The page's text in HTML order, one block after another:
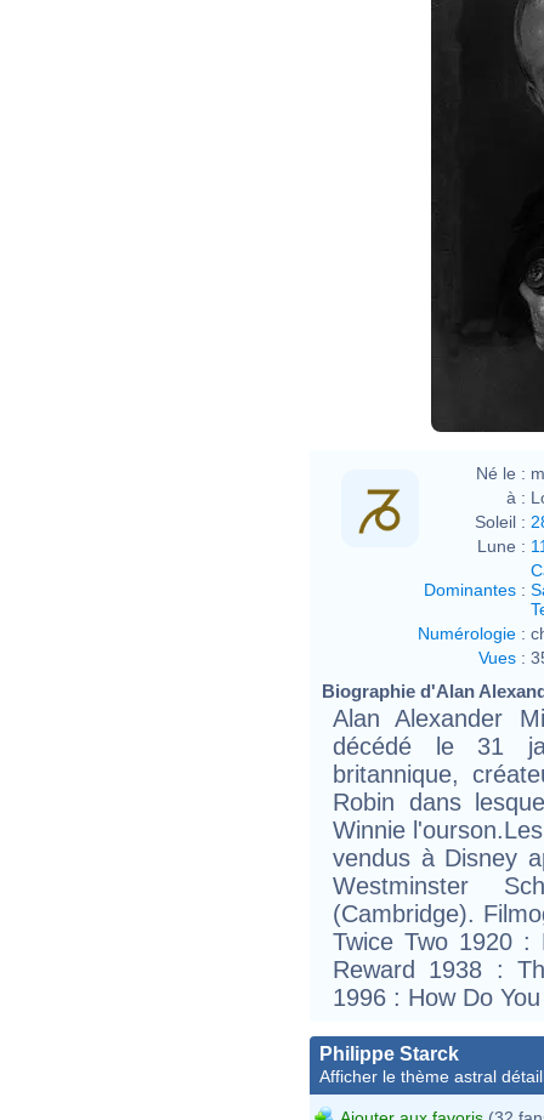
Né le :
à :
Soleil :
Lune :
Dominantes :
Numérologie :
Vues :
Biographie d'Alan
Alan Alexander
décédé le 31
britannique,
Robin dans
Winnie
vendus à Disney
Westminster
(Cambridge).
Twice Two 1920 :
Reward 1938 :
1996 : How Do
Philippe Starck
Afficher le thème astral